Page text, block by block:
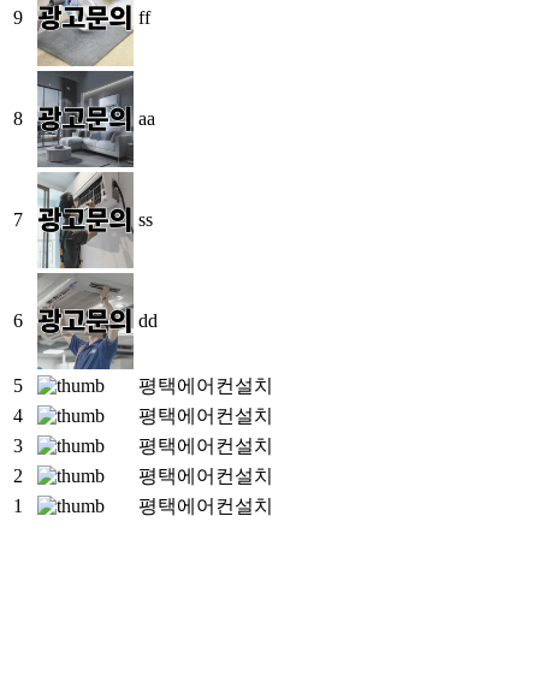
9 ff
8 aa
7 ss
6 dd
5
평택에어컨설치
4
평택에어컨설치
3
평택에어컨설치
2
평택에어컨설치
1
평택에어컨설치